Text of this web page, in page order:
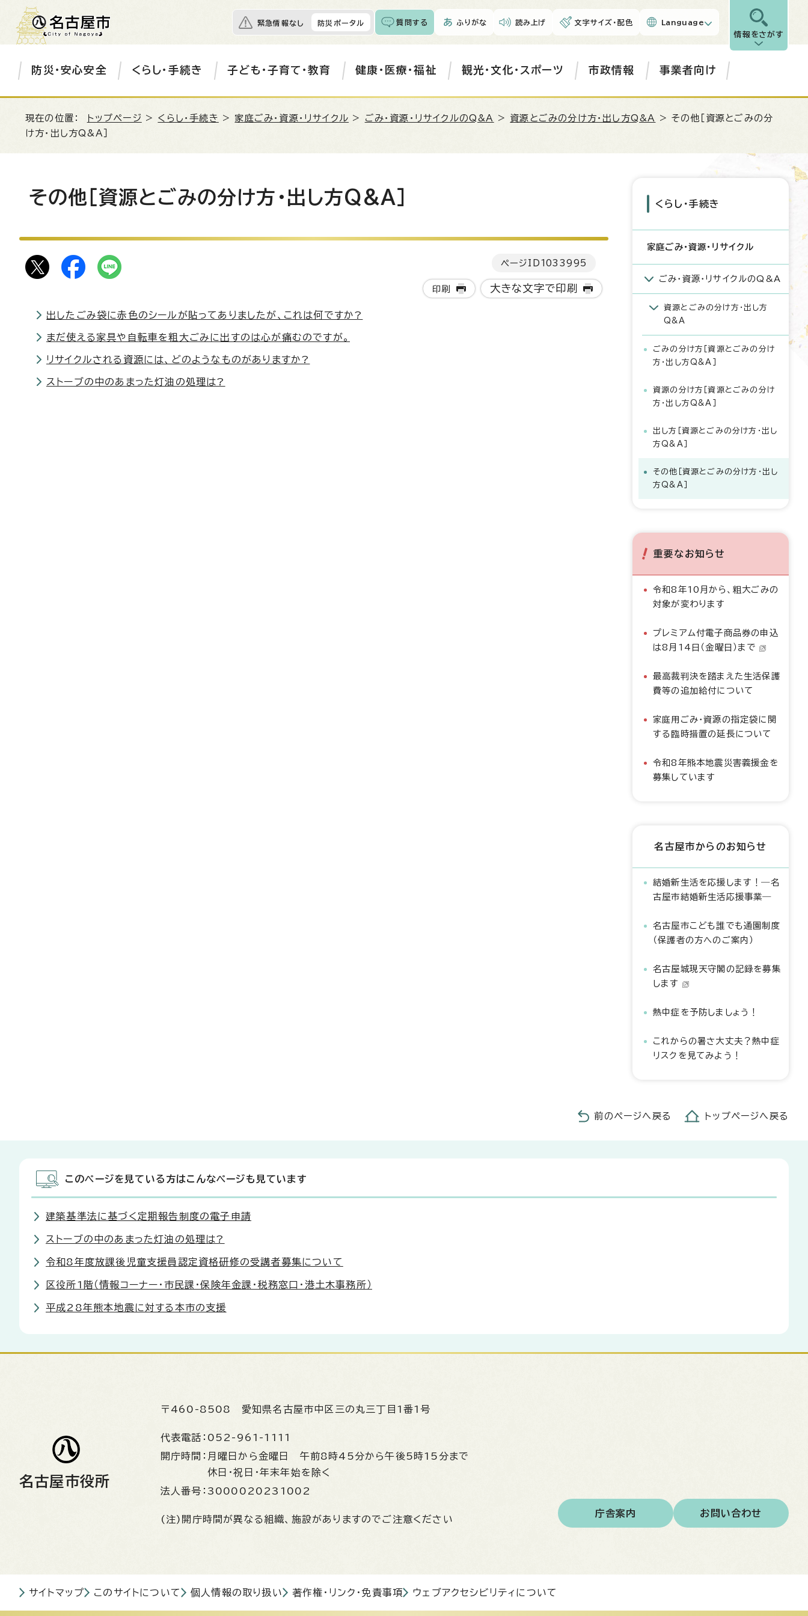
緊急情報なし 防災ポータル 質問する ふりがな 読み上げ 文字サイズ・配色 Language
情報をさがす
防災・安心安全 くらし・手続き 子ども・子育て・教育 健康・医療・福祉 観光・文化・スポーツ 市政情報 事業者向け
現在の位置： トップページ > くらし・手続き > 家庭ごみ・資源・リサイクル > ごみ・資源・リサイクルのQ&A > 資源とごみの分け方・出し方Q&A
> その他［資源とごみの分
け方・出し方Q&A］
その他［資源とごみの分け方・出し方Q&A］
ページID 1033995
印刷 大きな文字で印刷
出したごみ袋に赤色のシールが貼ってありましたが、これは何ですか?
まだ使える家具や自転車を粗大ごみに出すのは心が痛むのですが。
リサイクルされる資源には、どのようなものがありますか?
ストーブの中のあまった灯油の処理は?
くらし・手続き
家庭ごみ・資源・リサイクル
ごみ・資源・リサイクルのQ&A
資源とごみの分け方・出し方
Q&A
ごみの分け方［資源とごみの分け
方・出し方Q&A］
資源の分け方［資源とごみの分け
方・出し方Q&A］
出し方［資源とごみの分け方・出し
方Q&A］
その他［資源とごみの分け方・出し
方Q&A］
重要なお知らせ
令和8年10月から、粗大ごみの
対象が変わります
プレミアム付電子商品券の申込
は8月14日（金曜日）まで
最高裁判決を踏まえた生活保護
費等の追加給付について
家庭用ごみ・資源の指定袋に関
する臨時措置の延長について
令和8年熊本地震災害義援金を
募集しています
名古屋市からのお知らせ
結婚新生活を応援します！―名
古屋市結婚新生活応援事業―
名古屋市こども誰でも通園制度
（保護者の方へのご案内）
名古屋城現天守閣の記録を募集
します
熱中症を予防しましょう！
これからの暑さ大丈夫？熱中症
リスクを見てみよう！
前のページへ戻る トップページへ戻る
このページを見ている方はこんなページも見ています
建築基準法に基づく定期報告制度の電子申請
ストーブの中のあまった灯油の処理は?
令和8年度放課後児童支援員認定資格研修の受講者募集について
区役所1階（情報コーナー・市民課・保険年金課・税務窓口・港土木事務所）
平成28年熊本地震に対する本市の支援
名古屋市役所
〒460-8508 愛知県名古屋市中区三の丸三丁目1番1号
代表電話： 052-961-1111
開庁時間： 月曜日から金曜日 午前8時45分から午後5時15分まで
休日・祝日・年末年始を除く
法人番号： 3000020231002
(注)開庁時間が異なる組織、施設がありますのでご注意ください
庁舎案内 お問い合わせ
サイトマップ このサイトについて 個人情報の取り扱い 著作権・リンク・免責事項 ウェブアクセシビリティについて